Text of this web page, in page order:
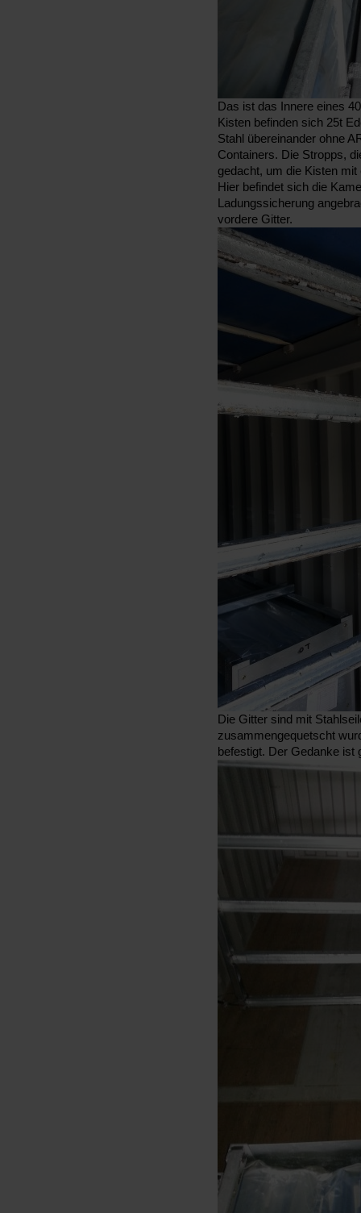
Das ist das Innere eines
Kisten befinden sich 25t
Stahl übereinander ohne
Containers. Die Stropps,
gedacht, um die Kisten
Hier befindet sich die
Ladungssicherung
vordere Gitter.
Die Gitter sind mit
zusammengequetscht
befestigt. Der Gedanke ist